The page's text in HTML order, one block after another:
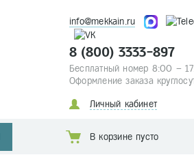
info@mekkain.ru
8 (800) 3333-897
Бесплатный номер 8:00 –
Оформление заказа
Личный кабинет
В корзине пусто